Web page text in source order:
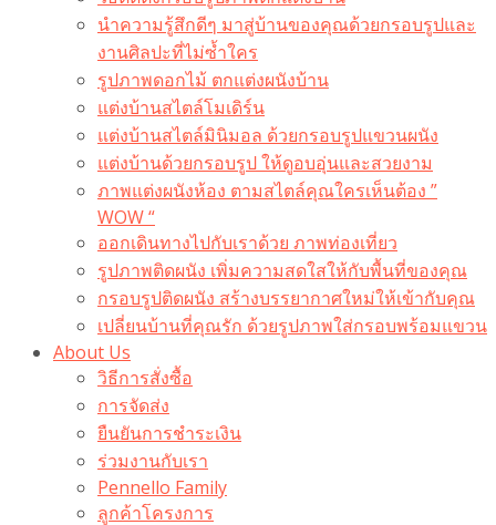
นำความรู้สึกดีๆ มาสู่บ้านของคุณด้วยกรอบรูปและ
งานศิลปะที่ไม่ซ้ำใคร
รูปภาพดอกไม้ ตกแต่งผนังบ้าน
แต่งบ้านสไตล์โมเดิร์น
แต่งบ้านสไตล์มินิมอล ด้วยกรอบรูปแขวนผนัง
แต่งบ้านด้วยกรอบรูป ให้ดูอบอุ่นและสวยงาม
ภาพแต่งผนังห้อง ตามสไตล์คุณใครเห็นต้อง ”
WOW “
ออกเดินทางไปกับเราด้วย ภาพท่องเที่ยว
รูปภาพติดผนัง เพิ่มความสดใสให้กับพื้นที่ของคุณ
กรอบรูปติดผนัง สร้างบรรยากาศใหม่ให้เข้ากับคุณ
เปลี่ยนบ้านที่คุณรัก ด้วยรูปภาพใส่กรอบพร้อมแขวน​
About Us
วิธีการสั่งซื้อ
การจัดส่ง
ยืนยันการชำระเงิน
ร่วมงานกับเรา
Pennello Family
ลูกค้าโครงการ